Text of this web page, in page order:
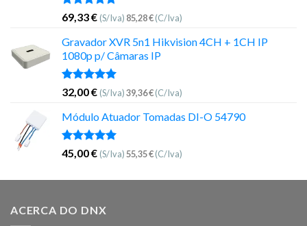
Avaliação
5.00
de 5
69,33€ (S/Iva) 85,28€(C/Iva)
Gravador XVR 5n1 Hikvision 4CH + 1CH IP
1080p p/ Câmaras IP
Avaliação
5.00
de 5
32,00€ (S/Iva)39,36€(C/Iva)
Módulo Atuador Tomadas DI-O 54790
Avaliação
5.00
de 5
45,00€ (S/Iva)55,35€(C/Iva)
ACERCA DO DNX